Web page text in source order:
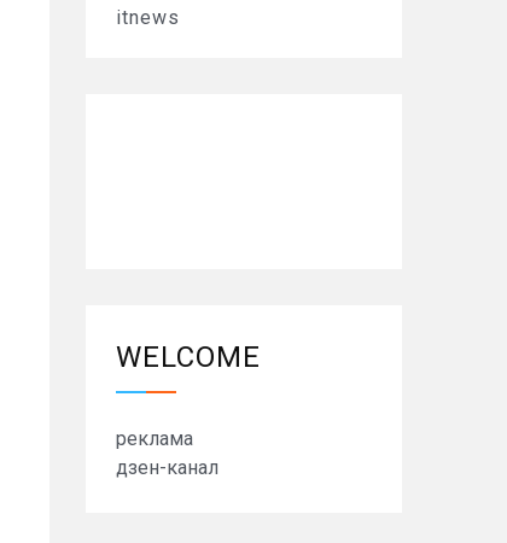
itnews
WELCOME
реклама
дзен-канал